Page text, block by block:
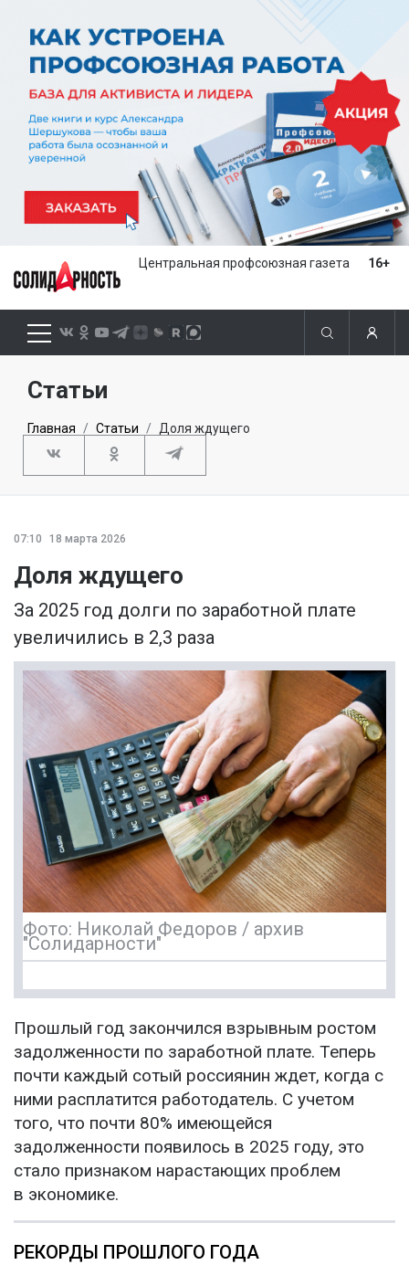
Центральная профсоюзная газета 16+
Статьи
Главная Статьи Доля ждущего
07:10 18 марта 2026
Доля ждущего
За 2025 год долги по заработной плате
увеличились в 2,3 раза
Фото: Николай Федоров / архив
"Солидарности"
Прошлый год закончился взрывным ростом
задолженности по заработной плате. Теперь
почти каждый сотый россиянин ждет, когда с
ними расплатится работодатель. С учетом
того, что почти 80% имеющейся
задолженности появилось в 2025 году, это
стало признаком нарастающих проблем
в экономике.
РЕКОРДЫ ПРОШЛОГО ГОДА